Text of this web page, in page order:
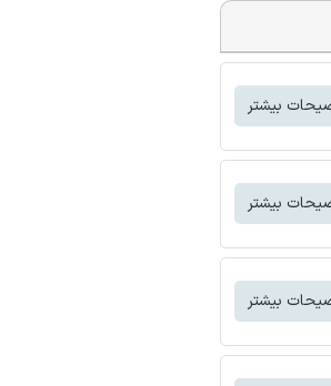
بیشتر
بیشتر
بیشتر